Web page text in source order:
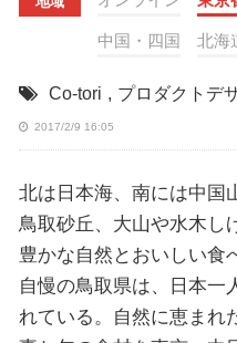
中国・四国 北海
Co-tori , プロダクトデ
2017/2/9 16:05
北は日本海、南には中国
鳥取砂丘、大山や水木し
豊かな自然とおいしい食
自慢の鳥取県は、日本一
れている。自然に恵まれ